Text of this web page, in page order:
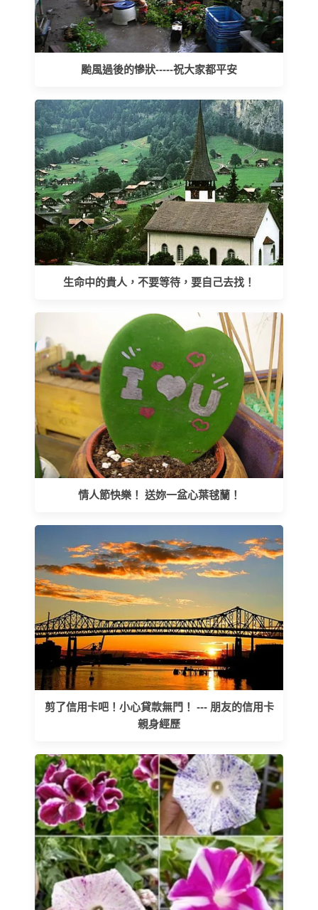
颱風過後的慘狀-----祝大家都平安
生命中的貴人，不要等待，要自己去找！
情人節快樂！ 送妳一盆心葉毬蘭！
剪了信用卡吧！小心貸款無門！ --- 朋友的信用卡
親身經歷